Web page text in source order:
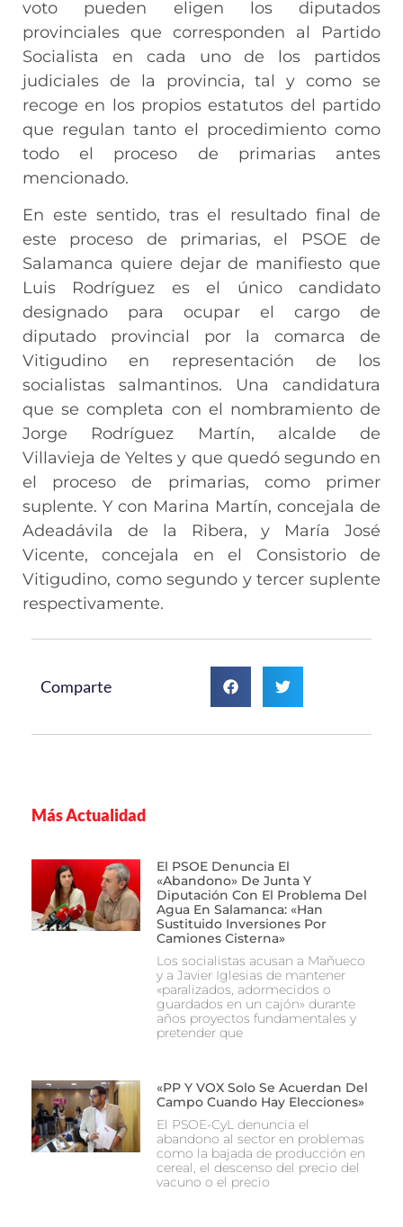
voto pueden eligen los diputados
provinciales que corresponden al Partido
Socialista en cada uno de los partidos
judiciales de la provincia, tal y como se
recoge en los propios estatutos del partido
que regulan tanto el procedimiento como
todo el proceso de primarias antes
mencionado.
En este sentido, tras el resultado final de
este proceso de primarias, el PSOE de
Salamanca quiere dejar de manifiesto que
Luis Rodríguez es el único candidato
designado para ocupar el cargo de
diputado provincial por la comarca de
Vitigudino en representación de los
socialistas salmantinos. Una candidatura
que se completa con el nombramiento de
Jorge Rodríguez Martín, alcalde de
Villavieja de Yeltes y que quedó segundo en
el proceso de primarias, como primer
suplente. Y con Marina Martín, concejala de
Adeadávila de la Ribera, y María José
Vicente, concejala en el Consistorio de
Vitigudino, como segundo y tercer suplente
respectivamente.
Comparte
Más Actualidad
El PSOE Denuncia El
«abandono» De Junta Y
Diputación Con El Problema Del
Agua En Salamanca: «Han
Sustituido Inversiones Por
Camiones Cisterna»
Los socialistas acusan a Mañueco
y a Javier Iglesias de mantener
«paralizados, adormecidos o
guardados en un cajón» durante
años proyectos fundamentales y
pretender que
«PP Y VOX Solo Se Acuerdan Del
Campo Cuando Hay Elecciones»
El PSOE-CyL denuncia el
abandono al sector en problemas
como la bajada de producción en
cereal, el descenso del precio del
vacuno o el precio